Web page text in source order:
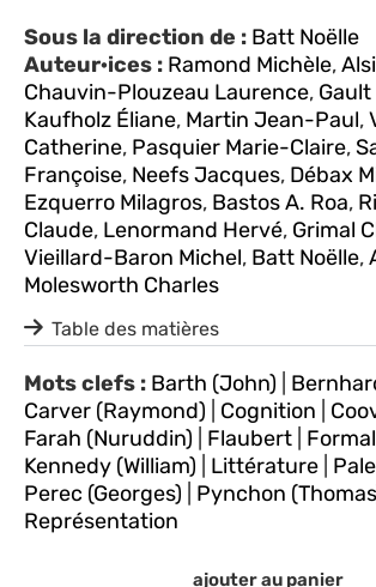
ajouter au panier
Sous la direction de : Batt Noëlle
Auteur·ices : Ramond Michèle,
Chauvin-Plouzeau Laurence,
Kaufholz Éliane, Martin Jean-Paul,
Catherine, Pasquier Marie-Claire,
Françoise, Neefs Jacques, Débax
Ezquerro Milagros, Bastos A. Roa,
Claude, Lenormand Hervé, Grimal
Vieillard-Baron Michel, Batt Noëlle,
Molesworth Charles
Table des matières
Mots clefs : Barth (John)
Carver (Raymond)
Cognition
Farah (Nuruddin)
Flaubert
Kennedy (William)
Littérature
Perec (Georges)
Pynchon
Représentation